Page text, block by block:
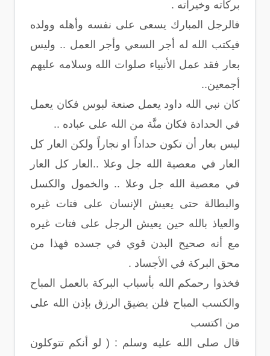
بركاته وخيراته .
فالرجل المبارك يسعى على نفسه وأهله وولده
فيكتب الله له أجر السعي وأجر العمل .. وليس
بعار فقد عمل الأنبياء صلوات الله وسلامه عليهم
أجمعين..
كان نبي الله داود يعمل صنعة لبوس فكان يعمل
في الحدادة فكان منَّة من الله على عباده ..
ليس بعار أن تكون حداداً او نجاراً ولكن العار كل
العار في معصية الله جل وعلا ..العار كل العار
في معصية الله جل وعلا .. والخمول والكسل
والبطالة حتى يعيش الإنسان على فتات غيره
والعياذ بالله حين يعيش الرجل على فتات غيره
مع أنه صحيح البدن قوي في جسده فهذا من
محق البركة في الأجساد .
فخذوا رحمكم الله بأسباب البركة بالعمل المباح
والكسب المباح فلن يضيق الرزق بإذن الله على
من اكتسب
قال صلى الله عليه وسلم : ( لو أنكم تتوكلون